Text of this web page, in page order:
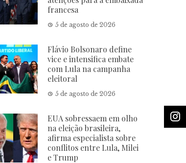
francesa
5 de agosto de 2026
Flávio Bolsonaro define
vice e intensifica embate
com Lula na campanha
eleitoral
5 de agosto de 2026
EUA sobressaem em olho
na eleição brasileira,
afirma especialista sobre
conflitos entre Lula, Milei
e Trump